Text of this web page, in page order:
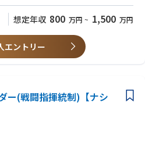
書を自力でキャッチアップできる学習姿
要に応じて京都の現場へ出張可能である
トラブル対応などのため)
ェクト経験（設計レビュー・仕様調整な
療機器・航空宇宙・電力・交通システム
経験
ト経験（POC立ち上げ・仕様決めな
想定年収 800 万円 ~ 1,500 万円
エントリー
ー(戦闘指揮統制)【ナシ